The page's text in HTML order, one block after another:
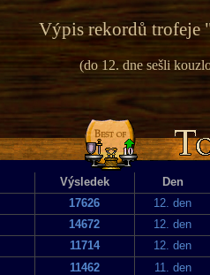
Výpis rekordů trofeje
(do 12. dne sešli
Výsledek
Den
17626
12. den
14672
12. den
11714
12. den
11462
11. den